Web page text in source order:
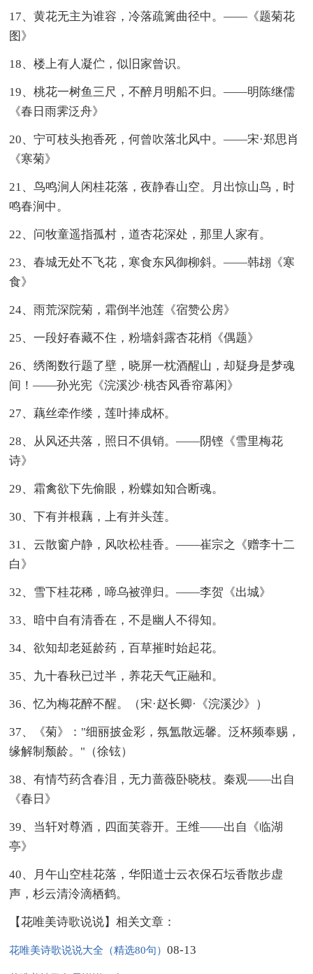
17、黄花无主为谁容，冷落疏篱曲径中。——《题菊花
图》
18、楼上有人凝伫，似旧家曾识。
19、桃花一树鱼三尺，不醉月明船不归。——明陈继儒
《春日雨霁泛舟》
20、宁可枝头抱香死，何曾吹落北风中。——宋·郑思肖
《寒菊》
21、鸟鸣涧人闲桂花落，夜静春山空。月出惊山鸟，时
鸣春涧中。
22、问牧童遥指孤村，道杏花深处，那里人家有。
23、春城无处不飞花，寒食东风御柳斜。——韩翃《寒
食》
24、雨荒深院菊，霜倒半池莲《宿赞公房》
25、一段好春藏不住，粉墙斜露杏花梢《偶题》
26、绣阁数行题了壁，晓屏一枕酒醒山，却疑身是梦魂
间！——孙光宪《浣溪沙·桃杏风香帘幕闲》
27、藕丝牵作缕，莲叶捧成杯。
28、从风还共落，照日不俱销。——阴铿《雪里梅花
诗》
29、霜禽欲下先偷眼，粉蝶如知合断魂。
30、下有并根藕，上有并头莲。
31、云散窗户静，风吹松桂香。——崔宗之《赠李十二
白》
32、雪下桂花稀，啼乌被弹归。——李贺《出城》
33、暗中自有清香在，不是幽人不得知。
34、欲知却老延龄药，百草摧时始起花。
35、九十春秋已过半，养花天气正融和。
36、忆为梅花醉不醒。（宋·赵长卿·《浣溪沙》）
37、《菊》："细丽披金彩，氛氲散远馨。泛杯频奉赐，
缘解制颓龄。"（徐铉）
38、有情芍药含春泪，无力蔷薇卧晓枝。秦观——出自
《春日》
39、当轩对尊酒，四面芙蓉开。王维——出自《临湖
亭》
40、月午山空桂花落，华阳道士云衣保石坛香散步虚
声，杉云清泠滴栖鹤。
【花唯美诗歌说说】相关文章：
花唯美诗歌说说大全（精选80句）08-13